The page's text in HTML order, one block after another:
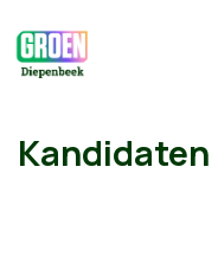
Kandidaten